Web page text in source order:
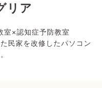
リア
室×認知症予防教室
民家を改修したパソコン